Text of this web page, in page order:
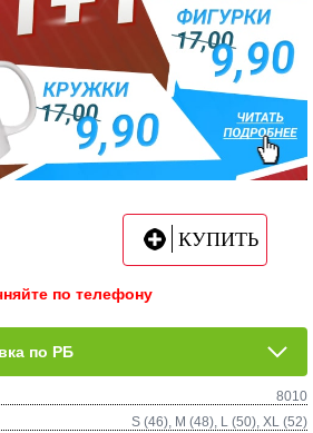
КУПИТЬ
по телефону
по РБ
8010
S (46), M (48), L (50), XL (52)